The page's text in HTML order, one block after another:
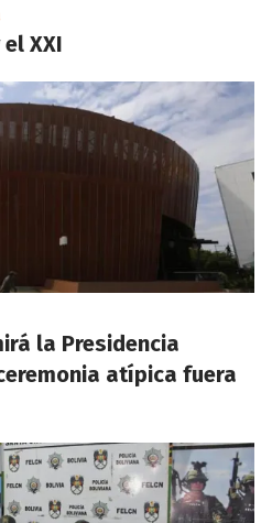
XXI
la Presidencia
atípica fuera